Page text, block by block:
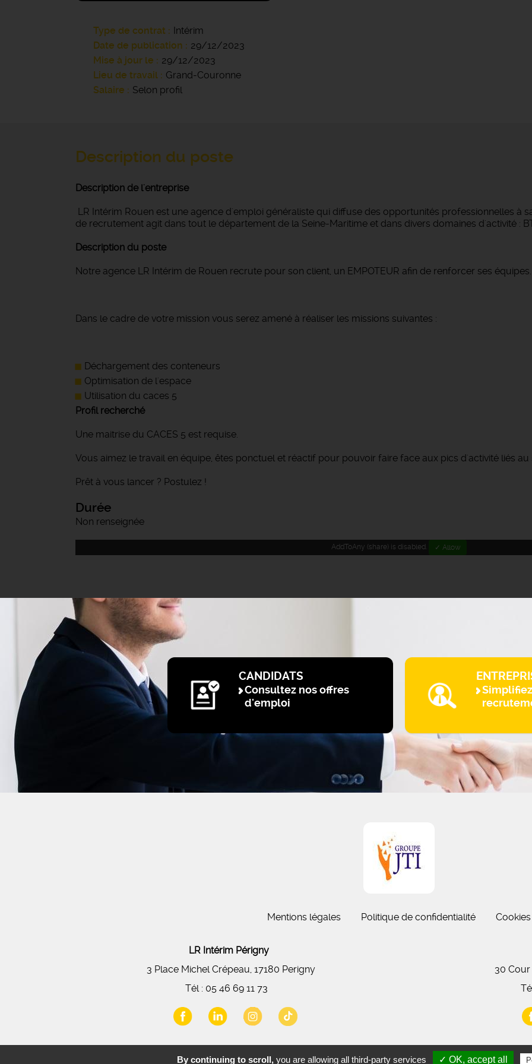
Type de contrat
Intérim
Date de publication
29/12/2023
Mise à jour le
29/12/2023
Lieu de travail
Grand-Couronne
Salaire
Selon profil
Description du poste
Description de l'entreprise
LR Intérim Rouen est une agence d'emploi généraliste qui diffuse des opportunités professionnelles à
de recrutement agit dans tout le département de la Seine-Maritime et dans divers domaines d'activité :
Description du poste
Notre agence LR Intérim de Rouen recrute pour son client, un EMPOTEUR afin de renforcer ses équipes.
Dans le cadre de votre mission vous serez amené à réaliser les missions suivantes :
Déchargement des conteneurs
Optimisation de l'espace
Utilisation du caces 5
Profil recherché
Une maitrise du CACES 5 est requise.
Vous aimez le travail en équipe, êtes ponctuel et réactif pour pouvoir faire face aux pics d'activité liés
Prêt à vous lancer ? Postulez !
Durée
Non renseignée
AddToAny (share) is disabled. ✓ Allow
CANDIDATS
Consultez nos offres
d'emploi
Mentions légales Politique de confidentialité Cookies
LR Intérim Périgny
3 Place Michel Crépeau, 17180 Perigny
Tél : 05 46 69 11 73
30
By continuing to scroll, you are allowing all third-party services ✓ OK, accept all